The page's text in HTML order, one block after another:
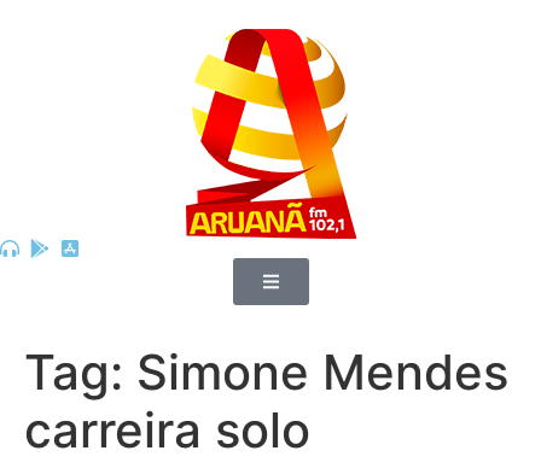
Tag: Simone Mendes
carreira solo